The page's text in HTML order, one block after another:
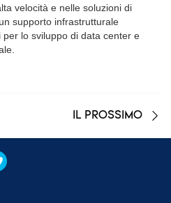
velocità e nelle soluzioni di
supporto infrastrutturale
lo sviluppo di data center e
IL PROSSIMO